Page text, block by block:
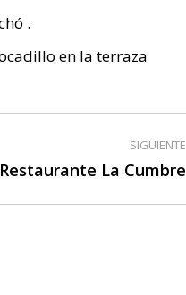
.
en la terraza
SIGUIENTE
Restaurante La Cumbre